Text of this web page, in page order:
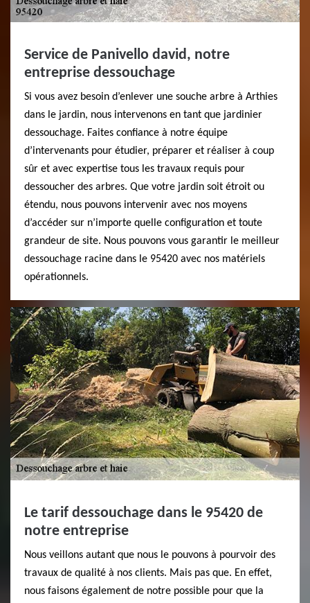
Service de Panivello david, notre
entreprise dessouchage
Si vous avez besoin d’enlever une souche arbre à Arthies
dans le jardin, nous intervenons en tant que jardinier
dessouchage. Faites confiance à notre équipe
d’intervenants pour étudier, préparer et réaliser à coup
sûr et avec expertise tous les travaux requis pour
dessoucher des arbres. Que votre jardin soit étroit ou
étendu, nous pouvons intervenir avec nos moyens
d’accéder sur n’importe quelle configuration et toute
grandeur de site. Nous pouvons vous garantir le meilleur
dessouchage racine dans le 95420 avec nos matériels
opérationnels.
Le tarif dessouchage dans le 95420 de
notre entreprise
Nous veillons autant que nous le pouvons à pourvoir des
travaux de qualité à nos clients. Mais pas que. En effet,
nous faisons également de notre possible pour que la